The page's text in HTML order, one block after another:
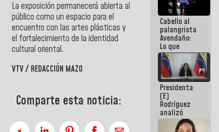
La exposición permanecerá abierta al
público como un espacio para el
encuentro con las artes plásticas y
el fortalecimiento de la identidad
cultural oriental.
VTV / REDACCIÓN MAZO
Comparte esta noticia:
marco de la
Constitución
de la
República
Cabello al
palangrista
Avendaño:
Lo que
vayas a
escribir
hazlo hoy
por que no
sabemos si
la semana
que viene
hay
programa
Presidenta
(E)
Rodríguez
analizó
junto a
gobernadores